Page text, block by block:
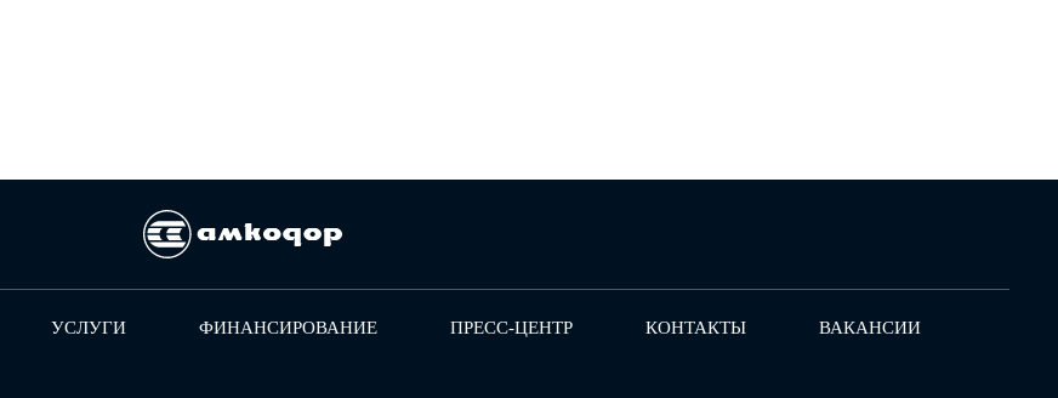
УСЛУГИ ФИНАНСИРОВАНИЕ ПРЕСС-ЦЕНТР КОНТАКТЫ ВАКАНСИИ